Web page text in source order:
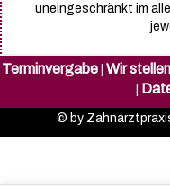
uneingeschränkt im
Terminvergabe Wir
© by